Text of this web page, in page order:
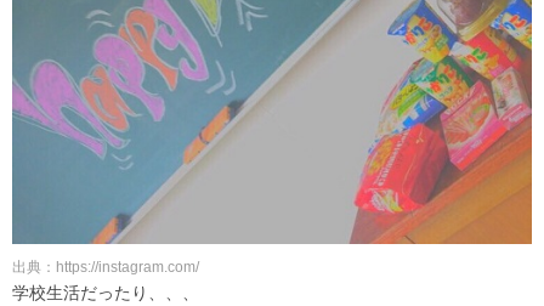
出典：https://instagram.com/
学校生活だったり、、、